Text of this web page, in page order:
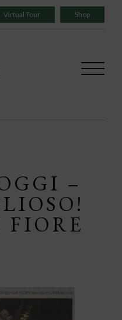
Virtual Tour Shop
–
FIORE